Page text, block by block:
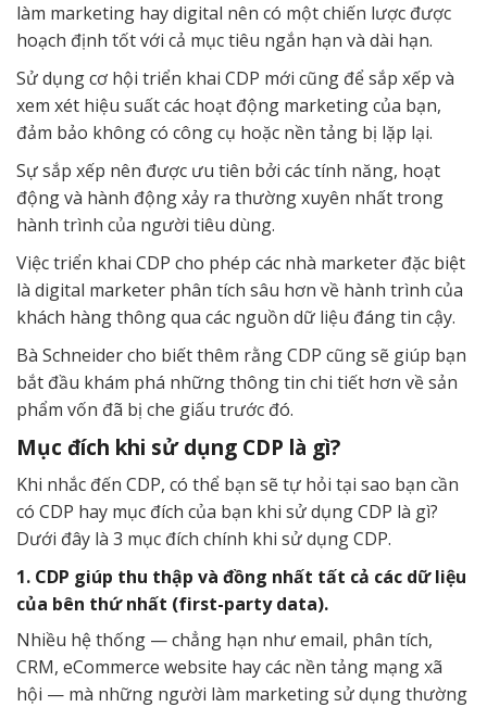
làm marketing hay digital nên có một chiến lược được
hoạch định tốt với cả mục tiêu ngắn hạn và dài hạn.
Sử dụng cơ hội triển khai CDP mới cũng để sắp xếp và
xem xét hiệu suất các hoạt động marketing của bạn,
đảm bảo không có công cụ hoặc nền tảng bị lặp lại.
Sự sắp xếp nên được ưu tiên bởi các tính năng, hoạt
động và hành động xảy ra thường xuyên nhất trong
hành trình của người tiêu dùng.
Việc triển khai CDP cho phép các nhà marketer đặc biệt
là digital marketer phân tích sâu hơn về hành trình của
khách hàng thông qua các nguồn dữ liệu đáng tin cậy.
Bà Schneider cho biết thêm rằng CDP cũng sẽ giúp bạn
bắt đầu khám phá những thông tin chi tiết hơn về sản
phẩm vốn đã bị che giấu trước đó.
Mục đích khi sử dụng CDP là gì?
Khi nhắc đến CDP, có thể bạn sẽ tự hỏi tại sao bạn cần
có CDP hay mục đích của bạn khi sử dụng CDP là gì?
Dưới đây là 3 mục đích chính khi sử dụng CDP.
1. CDP giúp thu thập và đồng nhất tất cả các dữ liệu
của bên thứ nhất (first-party data).
Nhiều hệ thống — chẳng hạn như email, phân tích,
CRM, eCommerce website hay các nền tảng mạng xã
hội — mà những người làm marketing sử dụng thường